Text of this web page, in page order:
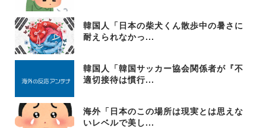
韓国人「日本の柴犬くん散歩中の暑さに
耐えられなかっ...
韓国人「韓国サッカー協会関係者が『不
適切接待は慣行...
海外「日本のこの場所は現実とは思えな
いレベルで美し...